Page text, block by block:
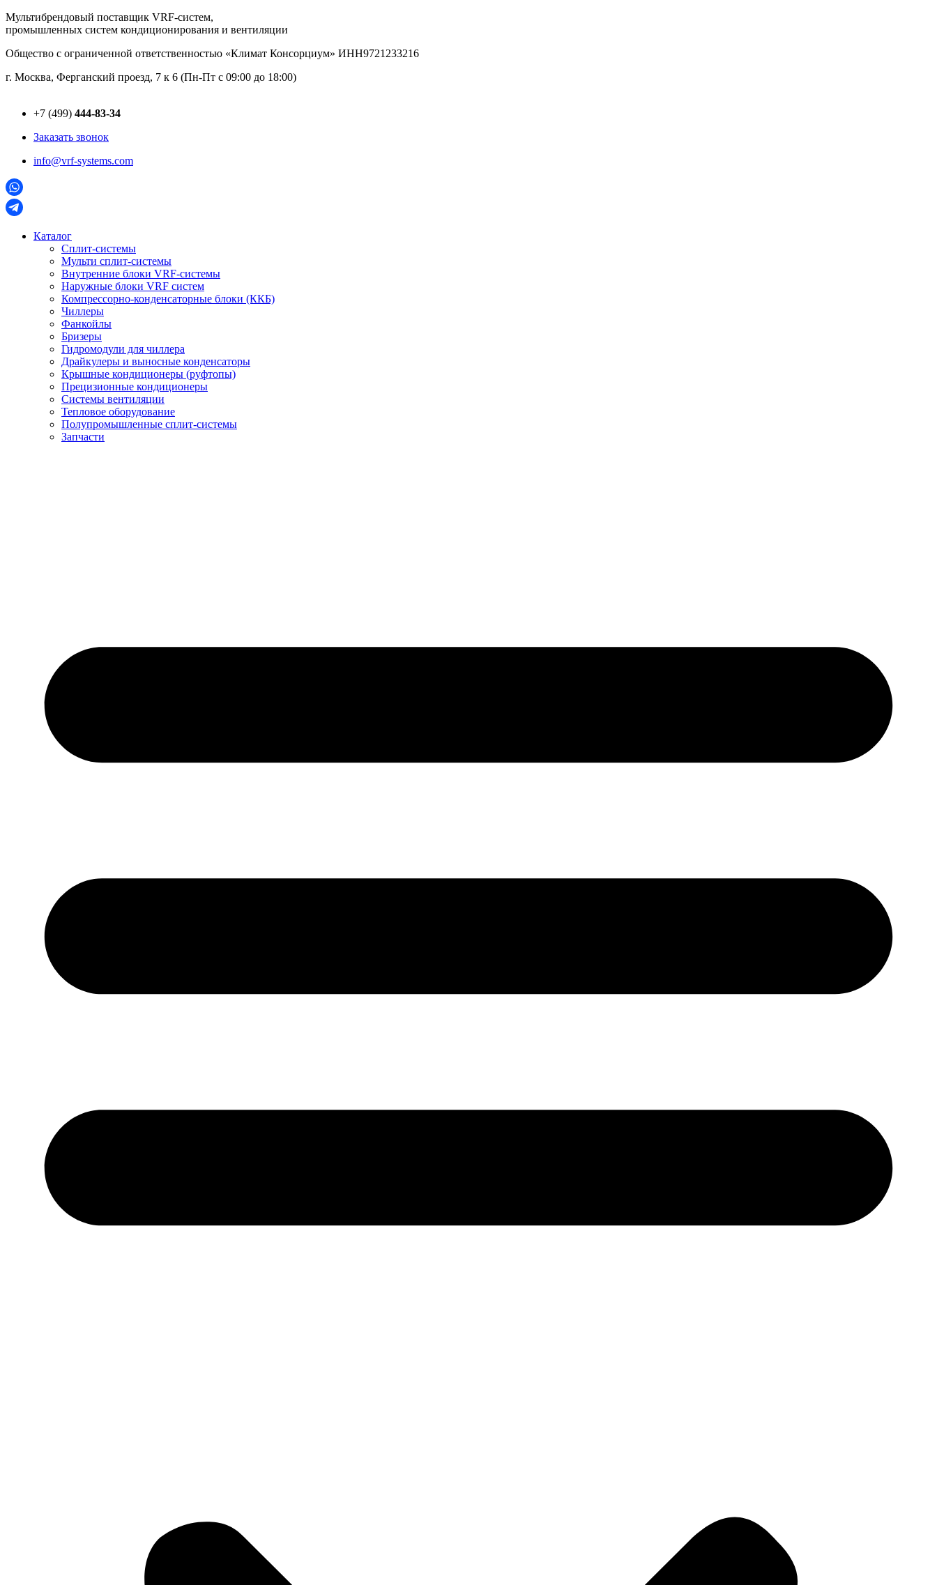
Перейти
к
Мультибрендовый поставщик VRF-cистем,
промышленных систем кондиционирования и вентиляции
Общество с ограниченной ответственностью «Климат Консорциум» ИНН9721233216
г. Москва, Ферганский проезд, 7 к 6 (Пн-Пт с 09:00 до 18:00)
+7 (499) 444-83-34
Заказать звонок
info@vrf-systems.com
Каталог
Сплит-системы
Мульти сплит-системы
Внутренние блоки VRF-cистемы
Наружные блоки VRF cистем
Компрессорно-конденсаторные блоки (ККБ)
Чиллеры
Фанкойлы
Бризеры
Гидромодули для чиллера
Драйкулеры и выносные конденсаторы
Крышные кондиционеры (руфтопы)
Прецизионные кондиционеры
Системы вентиляции
Тепловое оборудование
Полупромышленные сплит-системы
Запчасти